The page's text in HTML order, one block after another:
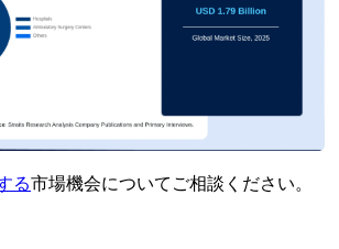
る市場機会についてご相談ください。